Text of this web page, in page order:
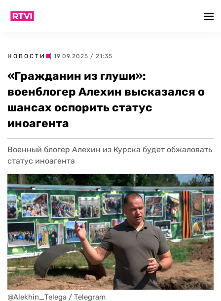
НОВОСТИ | 19.09.2025 / 21:35
«Гражданин из глуши»:
военблогер Алехин высказался о
шансах оспорить статус
иноагента
Военный блогер Алехин из Курска будет обжаловать
статус иноагента
@Alekhin_Telega / Telegram